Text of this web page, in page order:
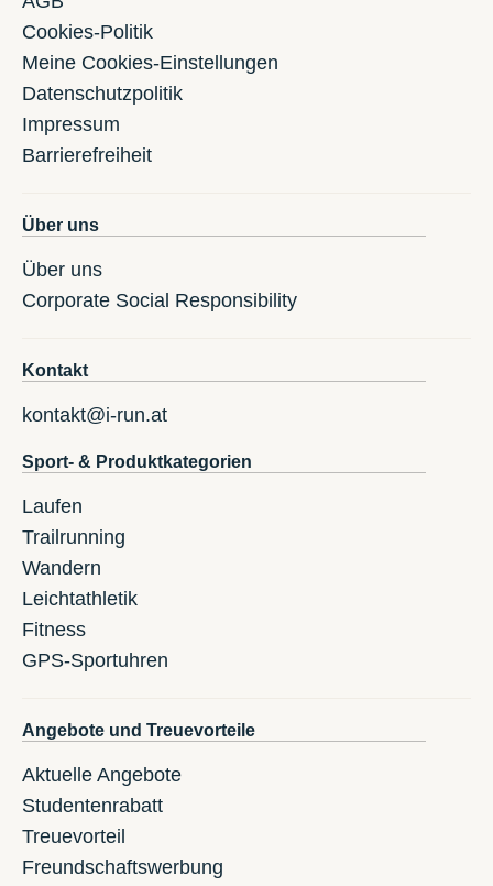
Cookies-Politik
Meine Cookies-Einstellungen
Datenschutzpolitik
Impressum
Barrierefreiheit
Über uns
Über uns
Corporate Social Responsibility
Kontakt
kontakt@i-run.at
Sport- & Produktkategorien
Laufen
Trailrunning
Wandern
Leichtathletik
Fitness
GPS-Sportuhren
Angebote und Treuevorteile
Aktuelle Angebote
Studentenrabatt
Treuevorteil
Freundschaftswerbung